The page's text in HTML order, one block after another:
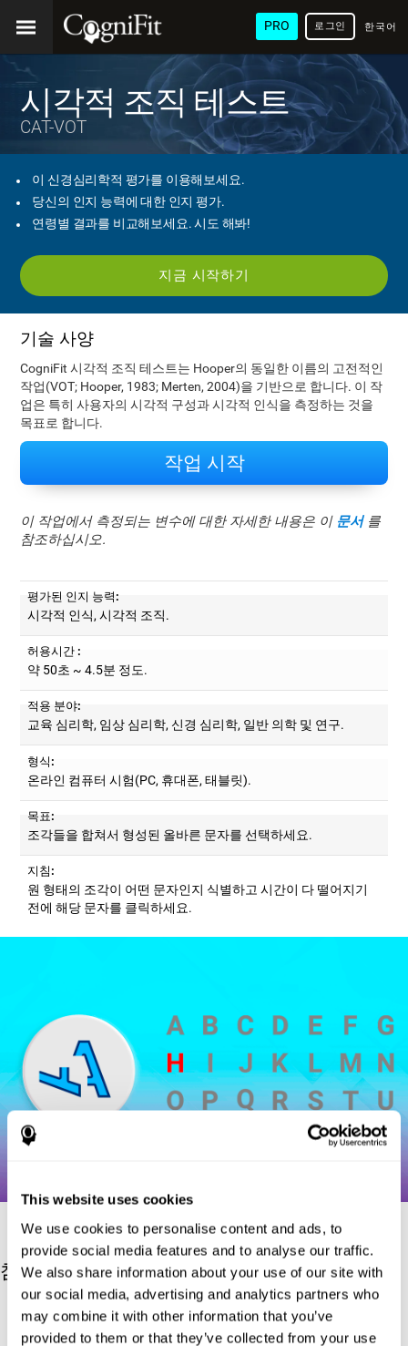
This website uses cookies
We use cookies to personalise content and ads, to
provide social media features and to analyse our traffic.
We also share information about your use of our site with
our social media, advertising and analytics partners who
may combine it with other information that you’ve
provided to them or that they’ve collected from your use
PRO 한국어
語
로그인
시각적 조직 테스트
CAT-VOT
이 신경심리학적 평가를 이용해보세요.
당신의 인지 능력에 대한 인지 평가.
연령별 결과를 비교해보세요. 시도 해봐!
지금 시작하기
기술 사양
CogniFit 시각적 조직 테스트는 Hooper의 동일한 이름의 고전적인
작업(VOT; Hooper, 1983; Merten, 2004)을 기반으로 합니다. 이 작
업은 특히 사용자의 시각적 구성과 시각적 인식을 측정하는 것을
목표로 합니다.
작업 시작
이 작업에서 측정되는 변수에 대한 자세한 내용은 이 문서를
참조하십시오.
평가된 인지 능력:
시각적 인식, 시각적 조직.
허용시간 :
약 50초 ~ 4.5분 정도.
적용 분야:
교육 심리학, 임상 심리학, 신경 심리학, 일반 의학 및 연구.
형식:
온라인 컴퓨터 시험(PC, 휴대폰, 태블릿).
목표:
조각들을 합쳐서 형성된 올바른 문자를 선택하세요.
지침:
원 형태의 조각이 어떤 문자인지 식별하고 시간이 다 떨어지기
전에 해당 문자를 클릭하세요.
참고자료
Hooper, H. E. (1983). Hooper Visual Organization Test Manual.
Los Angeles, CA: Western Psychological Services.